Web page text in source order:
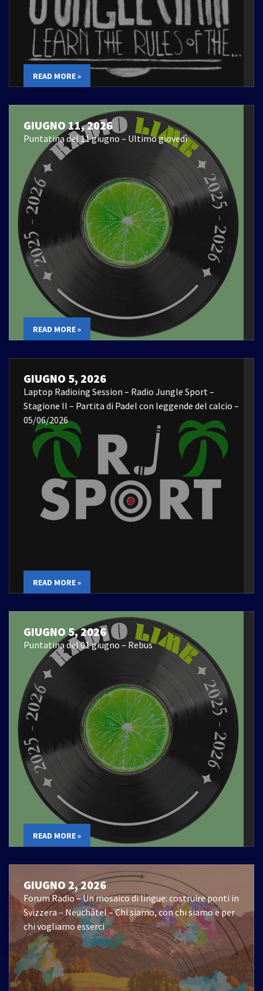
READ MORE »
GIUGNO 11, 2026
Puntatina del 11 giugno – Ultimo giovedì
READ MORE »
GIUGNO 5, 2026
Laptop Radioing Session – Radio Jungle Sport –
Stagione II – Partita di Padel con leggende del calcio –
05/06/2026
READ MORE »
GIUGNO 5, 2026
Puntatina del 01 giugno – Rebus
READ MORE »
GIUGNO 2, 2026
Forum Radio – Un mosaico di lingue: costruire ponti in
Svizzera – Neuchâtel – Chi siamo, con chi siamo e per
chi vogliamo esserci